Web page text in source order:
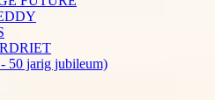
50 jarig jubileum)